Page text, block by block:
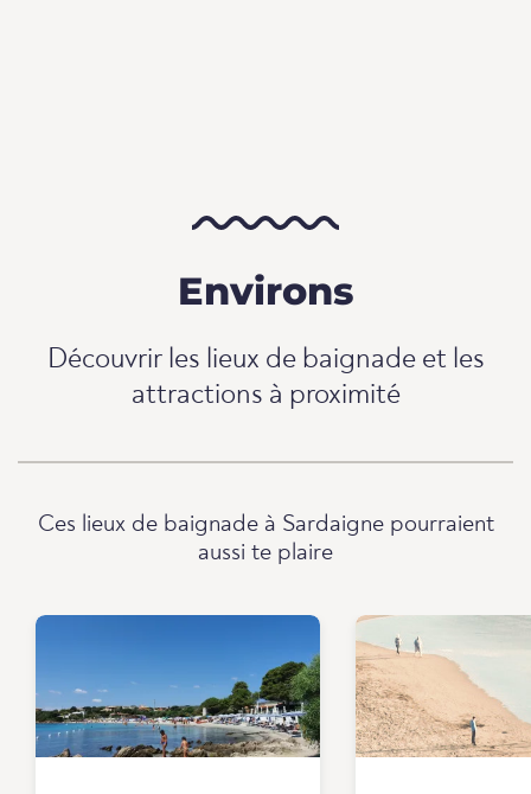
Environs
Découvrir les lieux de baignade et les
attractions à proximité
Ces lieux de baignade à Sardaigne pourraient
aussi te plaire